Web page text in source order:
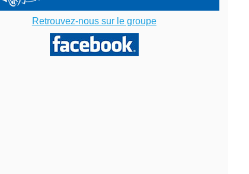
Retrouvez-nous sur le groupe